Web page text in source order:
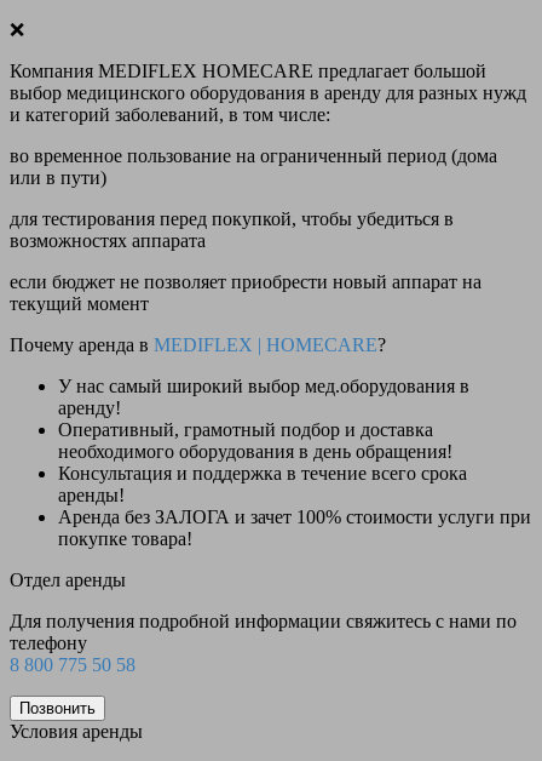
❌
Компания MEDIFLEX HOMECARE предлагает большой
выбор медицинского оборудования в аренду для разных нужд
и категорий заболеваний, в том числе:
во временное пользование на ограниченный период (дома
или в пути)
для тестирования перед покупкой, чтобы убедиться в
возможностях аппарата
если бюджет не позволяет приобрести новый аппарат на
текущий момент
Почему аренда в MEDIFLEX | HOMECARE?
У нас самый широкий выбор мед.оборудования в
аренду!
Оперативный, грамотный подбор и доставка
необходимого оборудования в день обращения!
Консультация и поддержка в течение всего срока
аренды!
Аренда без ЗАЛОГА и зачет 100% стоимости услуги при
покупке товара!
Отдел аренды
Для получения подробной информации свяжитесь с нами по
телефону
8 800 775 50 58
Позвонить
Условия аренды